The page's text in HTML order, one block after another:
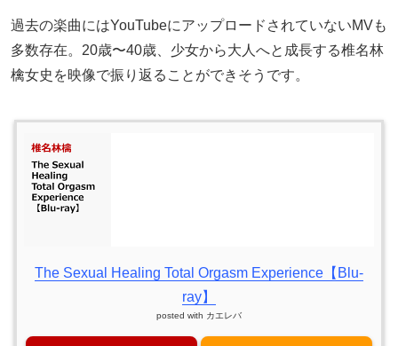
過去の楽曲にはYouTubeにアップロードされていないMVも
多数存在。20歳〜40歳、少女から大人へと成長する椎名林
檎女史を映像で振り返ることができそうです。
The Sexual Healing Total Orgasm Experience【Blu-
ray】
posted with カエレバ